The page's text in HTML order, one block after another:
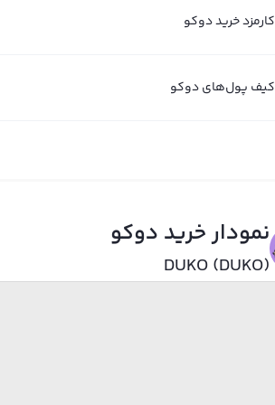
کارمزد خرید دوکو
کیف پول‌های دوکو
نمودار خرید دوکو
DUKO (DUKO)